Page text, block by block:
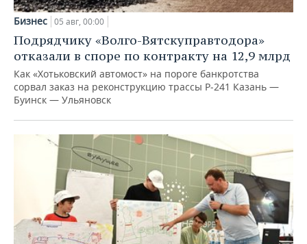
Бизнес 05 авг, 00:00
Подрядчику «Волго-Вятскуправтодора»
отказали в споре по контракту на 12,9 млрд
Как «Хотьковский автомост» на пороге банкротства
сорвал заказ на реконструкцию трассы Р‑241 Казань —
Буинск — Ульяновск